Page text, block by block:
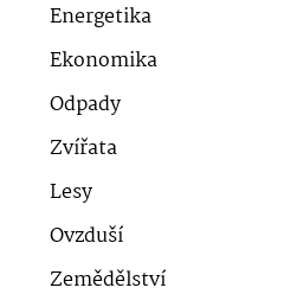
Energetika
Ekonomika
Odpady
Zvířata
Lesy
Ovzduší
Zemědělství